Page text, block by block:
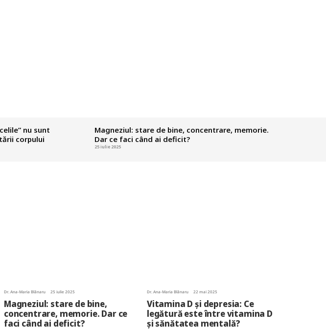
nu sunt
corpului
Magneziul: stare de bine, concentrare, memorie.
Dar ce faci când ai deficit?
25 iulie 2025
Dr. Ana-Maria Blănaru 25 iulie 2025
Magneziul: stare de bine,
concentrare, memorie. Dar ce
faci când ai deficit?
Dr. Ana-Maria Blănaru 22 mai 2025
Vitamina D și depresia: Ce
legătură este între vitamina D
și sănătatea mentală?